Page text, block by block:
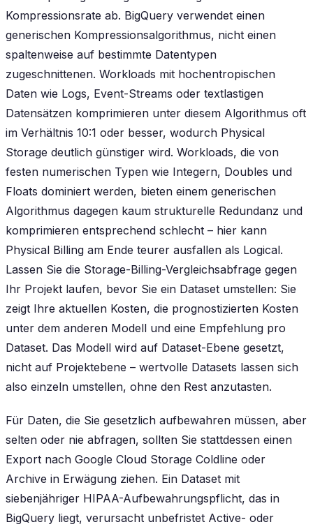
Kompressionsrate ab. BigQuery verwendet einen
generischen Kompressionsalgorithmus, nicht einen
spaltenweise auf bestimmte Datentypen
zugeschnittenen. Workloads mit hochentropischen
Daten wie Logs, Event-Streams oder textlastigen
Datensätzen komprimieren unter diesem Algorithmus oft
im Verhältnis 10:1 oder besser, wodurch Physical
Storage deutlich günstiger wird. Workloads, die von
festen numerischen Typen wie Integern, Doubles und
Floats dominiert werden, bieten einem generischen
Algorithmus dagegen kaum strukturelle Redundanz und
komprimieren entsprechend schlecht – hier kann
Physical Billing am Ende teurer ausfallen als Logical.
Lassen Sie die Storage-Billing-Vergleichsabfrage gegen
Ihr Projekt laufen, bevor Sie ein Dataset umstellen: Sie
zeigt Ihre aktuellen Kosten, die prognostizierten Kosten
unter dem anderen Modell und eine Empfehlung pro
Dataset. Das Modell wird auf Dataset-Ebene gesetzt,
nicht auf Projektebene – wertvolle Datasets lassen sich
also einzeln umstellen, ohne den Rest anzutasten.
Für Daten, die Sie gesetzlich aufbewahren müssen, aber
selten oder nie abfragen, sollten Sie stattdessen einen
Export nach Google Cloud Storage Coldline oder
Archive in Erwägung ziehen. Ein Dataset mit
siebenjähriger HIPAA-Aufbewahrungspflicht, das in
BigQuery liegt, verursacht unbefristet Active- oder